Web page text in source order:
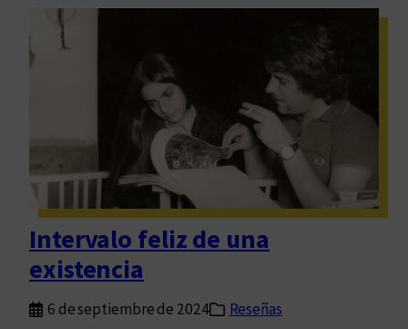
Intervalo feliz de una
existencia
6 de septiembre de 2024
Reseñas